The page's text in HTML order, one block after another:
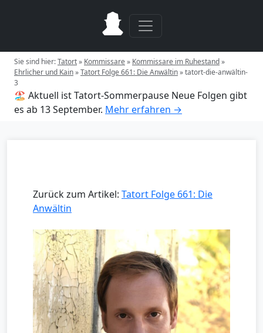
Sie sind hier:Tatort» Kommissare» Kommissare im Ruhestand»
Ehrlicher und Kain»Tatort Folge 661: Die Anwältin»tatort-die-anwältin-
3
🏖️ Aktuell ist Tatort-Sommerpause Neue Folgen gibt
es ab 13 September. Mehr erfahren →
Zurück zum Artikel: Tatort Folge 661: Die
Anwältin